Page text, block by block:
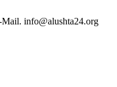
info@alushta24.org